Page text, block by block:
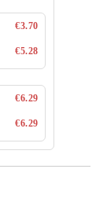
€3.70
€5.28
€6.29
€6.29